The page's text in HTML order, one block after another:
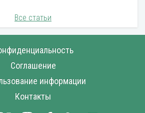
Все статьи
Соглашение
информации
Контакты